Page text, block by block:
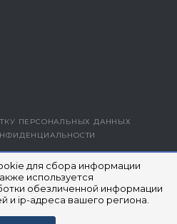
для сбора информации
используется
обезличенной информации
и ip-адреса вашего региона.
ДЛЯ ПЕЧАТИ
ПЕРСОНАЛЬНЫХ ДАННЫХ